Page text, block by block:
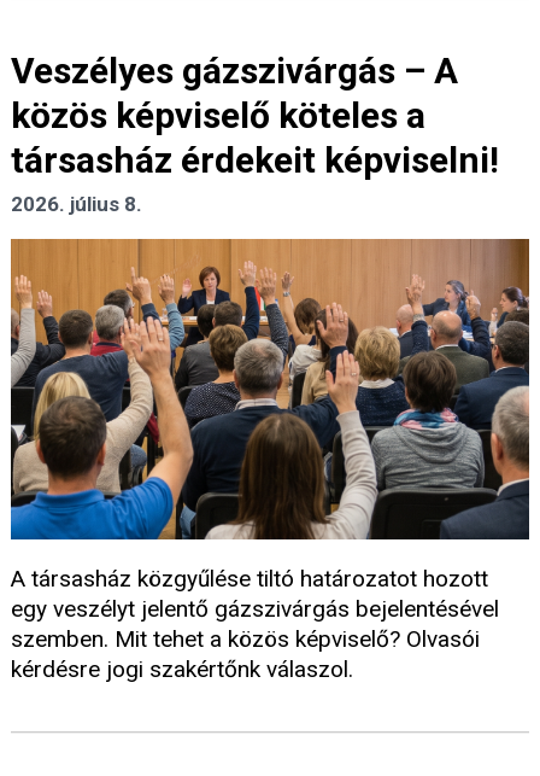
Veszélyes gázszivárgás – A
közös képviselő köteles a
társasház érdekeit képviselni!
2026. július 8.
A társasház közgyűlése tiltó határozatot hozott
egy veszélyt jelentő gázszivárgás bejelentésével
szemben. Mit tehet a közös képviselő? Olvasói
kérdésre jogi szakértőnk válaszol.